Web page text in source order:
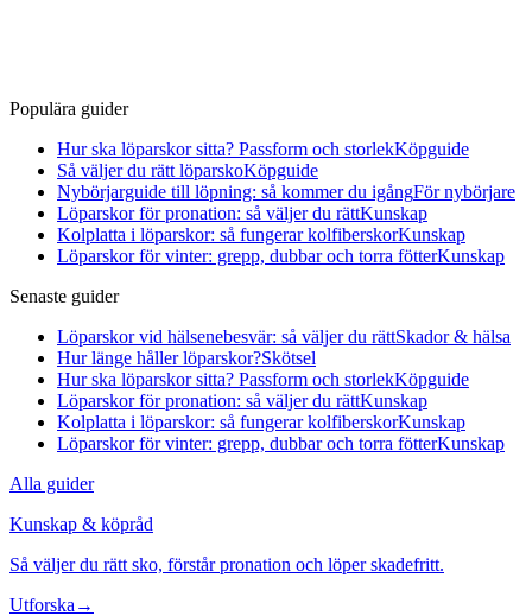
Populära guider
Hur ska löparskor sitta? Passform och storlekKöpguide
Så väljer du rätt löparskoKöpguide
Nybörjarguide till löpning: så kommer du igångFör nybörjare
Löparskor för pronation: så väljer du rättKunskap
Kolplatta i löparskor: så fungerar kolfiberskorKunskap
Löparskor för vinter: grepp, dubbar och torra fötterKunskap
Senaste guider
Löparskor vid hälsenebesvär: så väljer du rättSkador & hälsa
Hur länge håller löparskor?Skötsel
Hur ska löparskor sitta? Passform och storlekKöpguide
Löparskor för pronation: så väljer du rättKunskap
Kolplatta i löparskor: så fungerar kolfiberskorKunskap
Löparskor för vinter: grepp, dubbar och torra fötterKunskap
Alla guider
Kunskap & köpråd
Så väljer du rätt sko, förstår pronation och löper skadefritt.
Utforska →